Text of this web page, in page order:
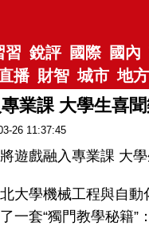
習 銳評 國際 國內
播 財智 城市 地方
業課 大學生喜
26 11:37:45
戲融入專業課 大學
學機械工程與自動
一套“獨門教學秘籍”